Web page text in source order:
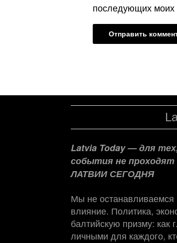
последующих моих
Latvia Today — для
события не
ЛАТВИИ СЕГОДНЯ
Мы не
влияние. Политика,
балтийскую призму: как
личными для каждого,